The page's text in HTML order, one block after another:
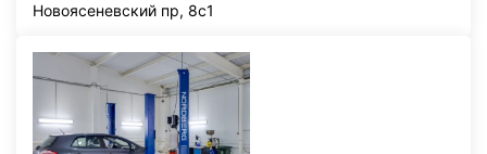
Новоясеневский пр, 8с1